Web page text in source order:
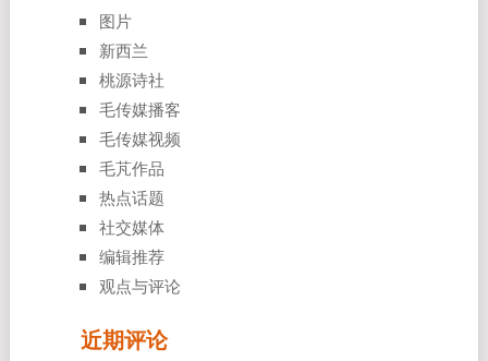
图片
新西兰
桃源诗社
毛传媒播客
毛传媒视频
毛芃作品
热点话题
社交媒体
编辑推荐
观点与评论
近期评论